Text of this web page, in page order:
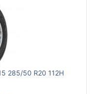
285/50 R20 112H